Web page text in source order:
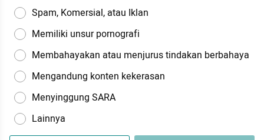
Spam, Komersial, atau Iklan
Memiliki unsur pornografi
Membahayakan atau menjurus tindakan berbahaya
Mengandung konten kekerasan
Menyinggung SARA
Lainnya